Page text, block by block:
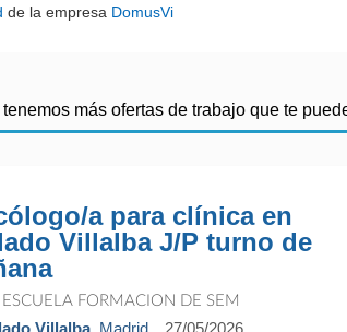
de la empresa DomusVi
más ofertas de trabajo que te
a para clínica en
Villalba J/P turno de
FORMACION DE SEM
Villalba, Madrid 27/05/2026